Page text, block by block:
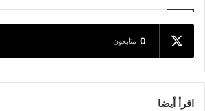
0 متابعون
اقرأ أيضا